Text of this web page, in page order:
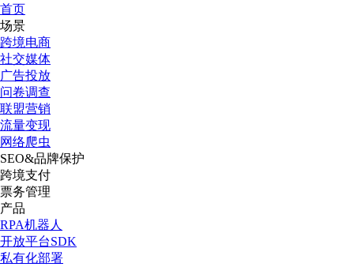
首页
场景
跨境电商
社交媒体
广告投放
问卷调查
联盟营销
流量变现
网络爬虫
SEO&品牌保护
跨境支付
票务管理
产品
RPA机器人
开放平台SDK
私有化部署